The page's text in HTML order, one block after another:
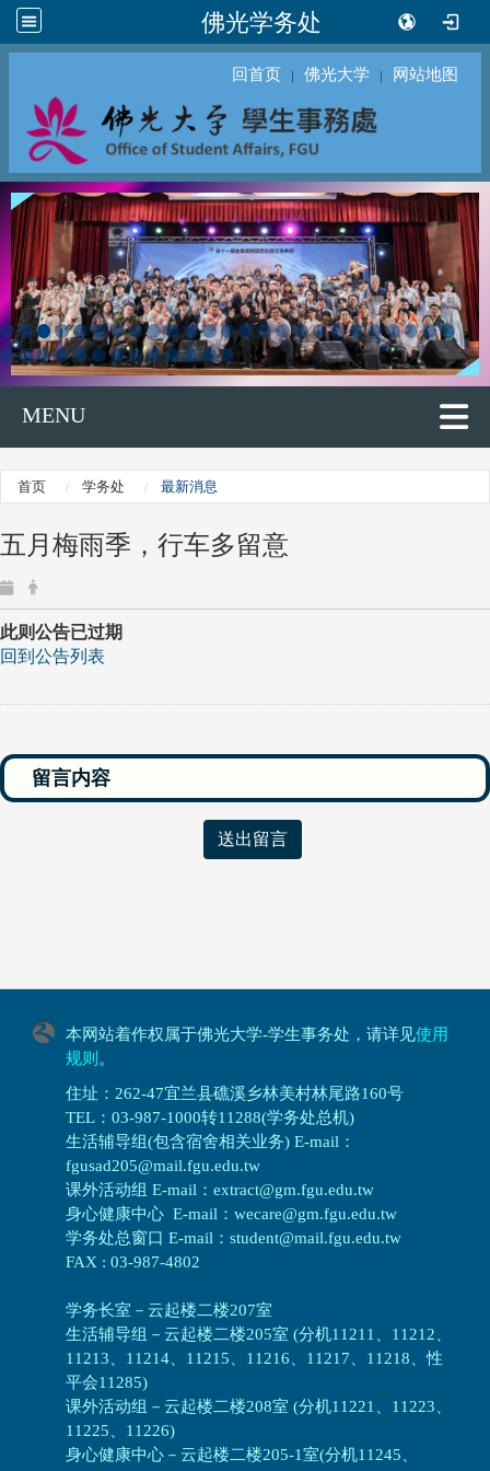
佛光学务处
回首页 ｜ 佛光大学 ｜ 网站地图
MENU
首页 学务处 最新消息
五月梅雨季，行车多留意
此则公告已过期
回到公告列表
送出留言
本网站着作权属于佛光大学-学生事务处，请详见使用
规则 。
住址：262-47宜兰县礁溪乡林美村林尾路160号
TEL：03-987-1000转11288(学务处总机)
生活辅导组(包含宿舍相关业务) E-mail：
fgusad205@mail.fgu.edu.tw
课外活动组 E-mail：extract@gm.fgu.edu.tw
身心健康中心 E-mail：wecare@gm.fgu.edu.tw
学务处总窗口 E-mail：student@mail.fgu.edu.tw
FAX : 03-987-4802
学务长室－云起楼二楼207室
生活辅导组 － 云起楼二楼205室 (分机11211、11212、
11213、11214、11215、11216、11217、11218、性
平会11285)
课外活动组 － 云起楼二楼208室 (分机11221、11223、
11225、11226)
身心健康中心 － 云起楼二楼205-1室(分机11245、